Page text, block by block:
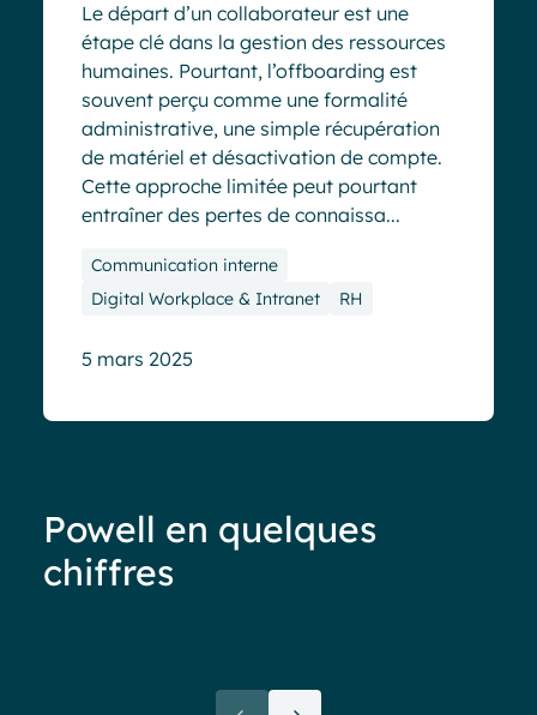
Le départ d’un collaborateur est une
étape clé dans la gestion des ressources
humaines. Pourtant, l’offboarding est
souvent perçu comme une formalité
administrative, une simple récupération
de matériel et désactivation de compte.
Cette approche limitée peut pourtant
entraîner des pertes de connaissa...
Communication interne
Digital Workplace & Intranet
RH
5 mars 2025
Powell en quelques
chiffres